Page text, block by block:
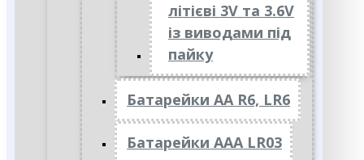
літієві 3V та 3.6V
із виводами під
пайку
Батарейки АА R6, LR6
Батарейки АAА LR03